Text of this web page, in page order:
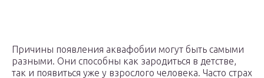
Причины появления аквафобии могут быть самыми
разными. Они способны как зародиться в детстве,
так и появиться уже у взрослого человека. Часто страх